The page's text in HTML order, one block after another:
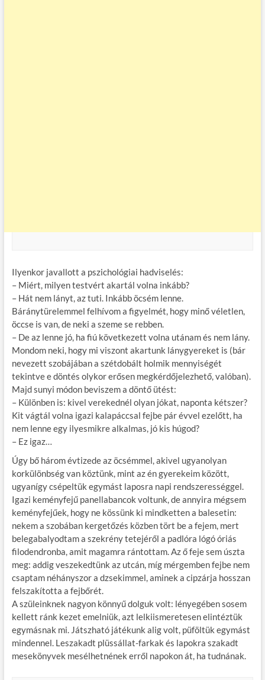
Ilyenkor javallott a pszichológiai hadviselés:
– Miért, milyen testvért akartál volna inkább?
– Hát nem lányt, az tuti. Inkább öcsém lenne.
Báránytürelemmel felhívom a figyelmét, hogy minő véletlen,
öccse is van, de neki a szeme se rebben.
– De az lenne jó, ha fiú következett volna utánam és nem lány.
Mondom neki, hogy mi viszont akartunk lánygyereket is (bár
nevezett szobájában a szétdobált holmik mennyiségét
tekintve e döntés olykor erősen megkérdőjelezhető, valóban).
Majd sunyi módon beviszem a döntő ütést:
– Különben is: kivel verekednél olyan jókat, naponta kétszer?
Kit vágtál volna igazi kalapáccsal fejbe pár évvel ezelőtt, ha
nem lenne egy ilyesmikre alkalmas, jó kis húgod?
– Ez igaz…
Úgy bő három évtizede az öcsémmel, akivel ugyanolyan
korkülönbség van köztünk, mint az én gyerekeim között,
ugyanígy csépeltük egymást laposra napi rendszerességgel.
Igazi keményfejű panellabancok voltunk, de annyira mégsem
keményfejűek, hogy ne kössünk ki mindketten a balesetin:
nekem a szobában kergetőzés közben tört be a fejem, mert
belegabalyodtam a szekrény tetejéről a padlóra lógó óriás
filodendronba, amit magamra rántottam. Az ő feje sem úszta
meg: addig veszekedtünk az utcán, míg mérgemben fejbe nem
csaptam néhányszor a dzsekimmel, aminek a cipzárja hosszan
felszakította a fejbőrét.
A szüleinknek nagyon könnyű dolguk volt: lényegében sosem
kellett ránk kezet emelniük, azt lelkiismeretesen elintéztük
egymásnak mi. Játszható játékunk alig volt, püföltük egymást
mindennel. Leszakadt plüssállat-farkak és lapokra szakadt
mesekönyvek mesélhetnének erről napokon át, ha tudnának.